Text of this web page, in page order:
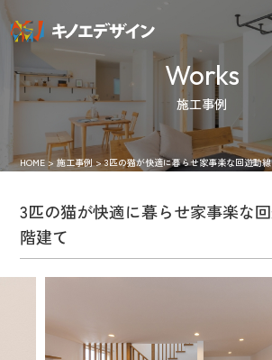
施工事例
Works
HOME>施工事例>3匹の猫が快適に暮らせ家事楽な回遊動
3匹の猫が快適に暮らせ家事楽な
階建て